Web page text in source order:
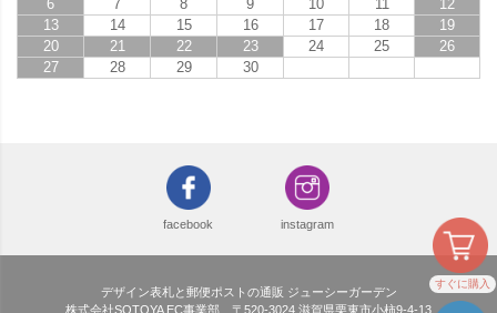
すぐに購入
6
7 8 9 10 11
12
13
14 15 16 17 18
19
20
21 22 23 24 25
26
27
28 29 30
facebook instagram
デザイン表札と郵便ポストの通販 ジューシーガーデン
株式会社SOTOYA EC事業部 〒520-3024 滋賀県栗東市小柿9-4-13